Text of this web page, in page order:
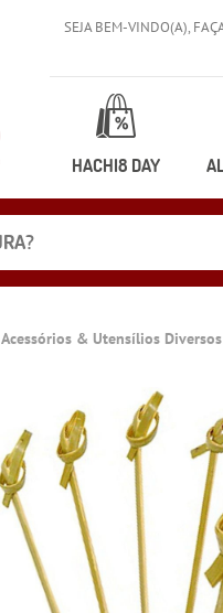
SEJA BEM-VINDO(A),
HACHI8 DAY
Acessórios & Utensílios Diversos